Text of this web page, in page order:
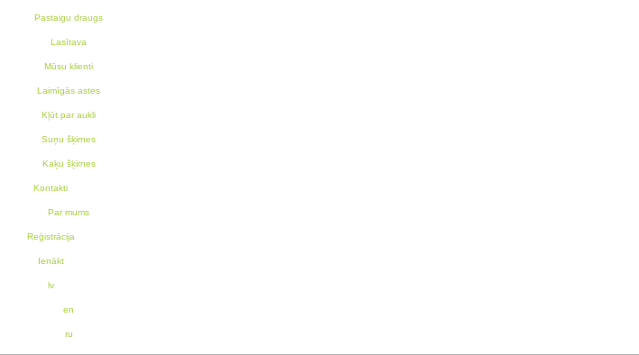
Pastaigu draugs
Lasītava
Mūsu klienti
Laimīgās astes
Kļūt par aukli
Suņu šķirnes
Kaķu šķirnes
Kontakti
Par mums
Reģistrācija
Ienākt
lv
en
ru